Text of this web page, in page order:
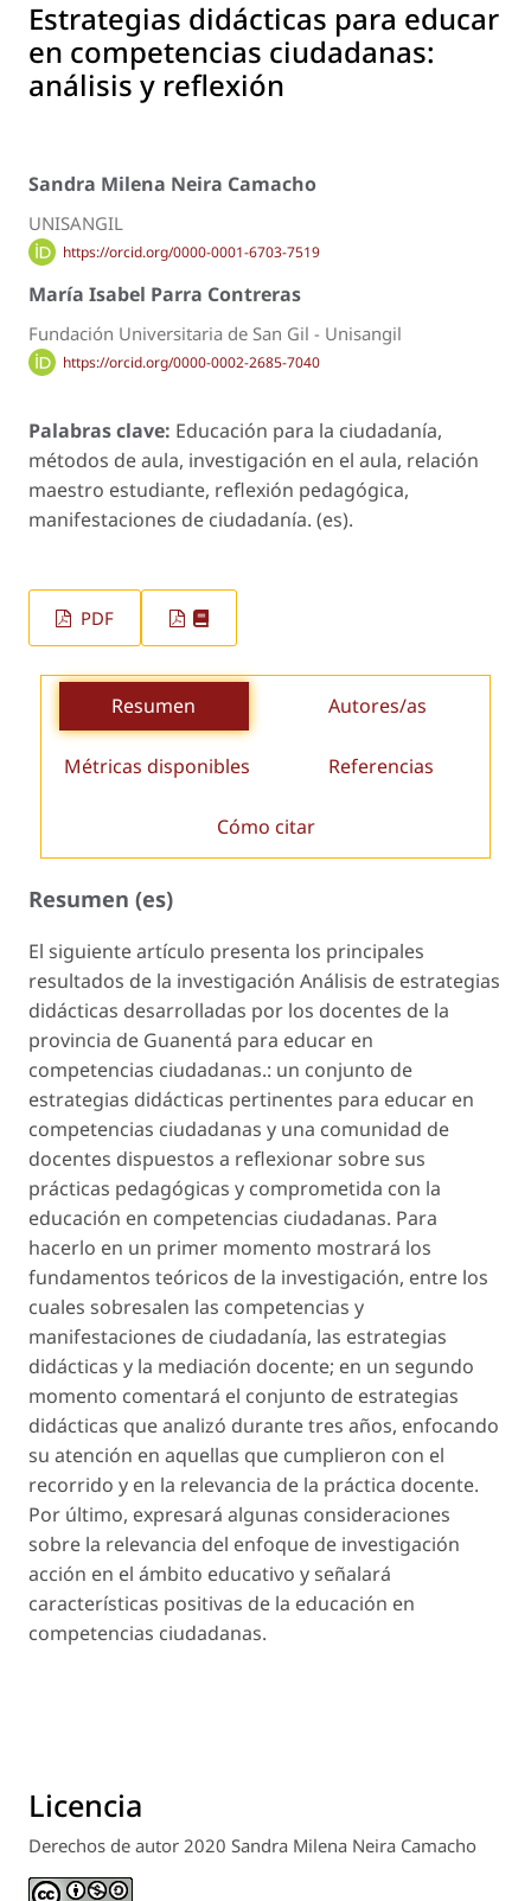
Estrategias didácticas para educar
en competencias ciudadanas:
análisis y reflexión
Sandra Milena Neira Camacho
UNISANGIL
https://orcid.org/0000-0001-6703-7519
María Isabel Parra Contreras
Fundación Universitaria de San Gil - Unisangil
https://orcid.org/0000-0002-2685-7040
Palabras clave: Educación para la ciudadanía,
métodos de aula, investigación en el aula, relación
maestro estudiante, reflexión pedagógica,
manifestaciones de ciudadanía. (es).
PDF
Resumen Autores/as
Métricas disponibles Referencias
Cómo citar
Resumen (es)
El siguiente artículo presenta los principales
resultados de la investigación Análisis de estrategias
didácticas desarrolladas por los docentes de la
provincia de Guanentá para educar en
competencias ciudadanas.: un conjunto de
estrategias didácticas pertinentes para educar en
competencias ciudadanas y una comunidad de
docentes dispuestos a reflexionar sobre sus
prácticas pedagógicas y comprometida con la
educación en competencias ciudadanas. Para
hacerlo en un primer momento mostrará los
fundamentos teóricos de la investigación, entre los
cuales sobresalen las competencias y
manifestaciones de ciudadanía, las estrategias
didácticas y la mediación docente; en un segundo
momento comentará el conjunto de estrategias
didácticas que analizó durante tres años, enfocando
su atención en aquellas que cumplieron con el
recorrido y en la relevancia de la práctica docente.
Por último, expresará algunas consideraciones
sobre la relevancia del enfoque de investigación
acción en el ámbito educativo y señalará
características positivas de la educación en
competencias ciudadanas.
Licencia
Derechos de autor 2020 Sandra Milena Neira Camacho